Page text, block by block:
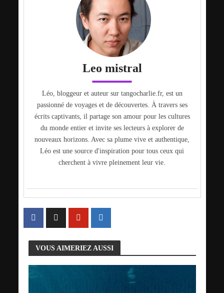
Leo mistral
Léo, bloggeur et auteur sur tangocharlie.fr, est un
passionné de voyages et de découvertes. À travers ses
écrits captivants, il partage son amour pour les cultures
du monde entier et invite ses lecteurs à explorer de
nouveaux horizons. Avec sa plume vive et authentique,
Léo est une source d'inspiration pour tous ceux qui
cherchent à vivre pleinement leur vie.
VOUS AIMERIEZ AUSSI